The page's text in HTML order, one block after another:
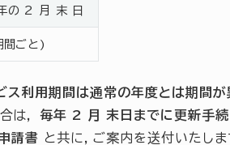
の 2 月 末 日
ごと)
ス利用期間は通常の年度とは期間が
は，毎年 2 月 末日までに更新手続
請書 と共に，ご案内を送付いたしま